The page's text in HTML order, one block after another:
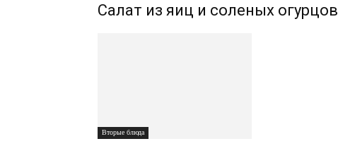
Салат из яиц и соленых огурцов
Вторые блюда